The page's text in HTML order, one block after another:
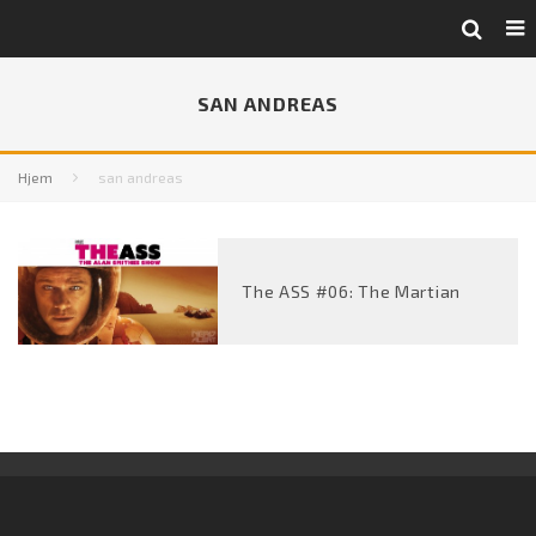
SAN ANDREAS
Hjem san andreas
The ASS #06: The Martian